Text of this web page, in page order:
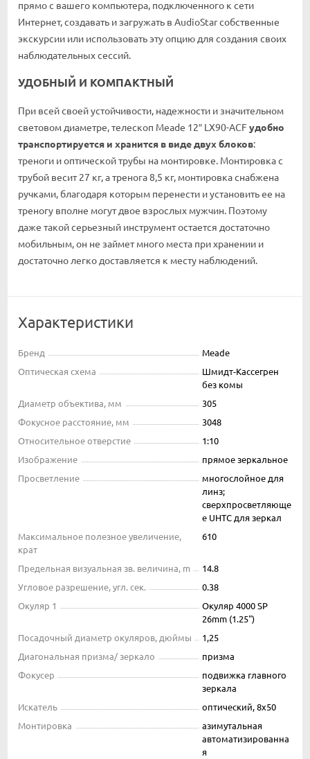
прямо с вашего компьютера, подключенного к сети
Интернет, создавать и загружать в AudioStar собственные
экскурсии или использовать эту опцию для создания своих
наблюдательных сессий.
УДОБНЫЙ И КОМПАКТНЫЙ
При всей своей устойчивости, надежности и значительном
световом диаметре, телескоп Meade 12″ LX90-ACF удобно
транспортируется и хранится в виде двух блоков:
треноги и оптической трубы на монтировке. Монтировка с
трубой весит 27 кг, а тренога 8,5 кг, монтировка снабжена
ручками, благодаря которым перенести и установить ее на
треногу вполне могут двое взрослых мужчин. Поэтому
даже такой серьезный инструмент остается достаточно
мобильным, он не займет много места при хранении и
достаточно легко доставляется к месту наблюдений.
Характеристики
Бренд
Meade
Оптическая схема
Шмидт-Кассегрен
без комы
Диаметр объектива, мм
305
Фокусное расстояние, мм
3048
Относительное отверстие
1:10
Изображение
прямое зеркальное
Просветление
многослойное для
линз;
сверхпросветляюще
е UHTC для зеркал
Максимальное полезное увеличение,
крат
610
Предельная визуальная зв. величина, m
14.8
Угловое разрешение, угл. сек.
0.38
Окуляр 1
Окуляр 4000 SP
26mm (1.25")
Посадочный диаметр окуляров, дюймы
1,25
Диагональная призма/ зеркало
призма
Фокусер
подвижка главного
зеркала
Искатель
оптический, 8x50
Монтировка
азимутальная
автоматизированна
я